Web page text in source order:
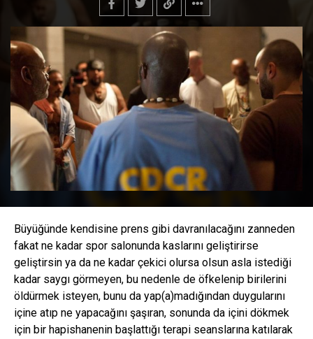
Büyüğünde kendisine prens gibi davranılacağını zanneden
fakat ne kadar spor salonunda kaslarını geliştirirse
geliştirsin ya da ne kadar çekici olursa olsun asla istediği
kadar saygı görmeyen, bu nedenle de öfkelenip birilerini
öldürmek isteyen, bunu da yap(a)madığından duygularını
içine atıp ne yapacağını şaşıran, sonunda da içini dökmek
için bir hapishanenin başlattığı terapi seanslarına katılarak